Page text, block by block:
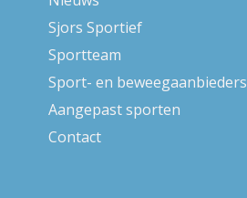
Sjors Sportief
Sportteam
Sport- en beweegaanbieders
Aangepast sporten
Contact